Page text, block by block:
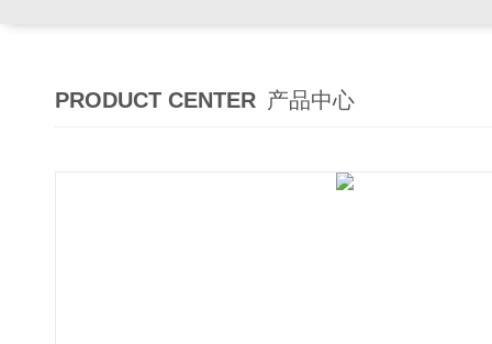
PRODUCT CENTER 产品中心